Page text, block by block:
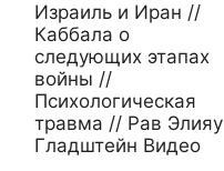
Израиль и Иран //
Каббала о
следующих этапах
войны //
Психологическая
травма // Рав Элияу
Гладштейн Видео